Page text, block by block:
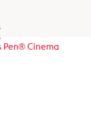
Pen® Cinema